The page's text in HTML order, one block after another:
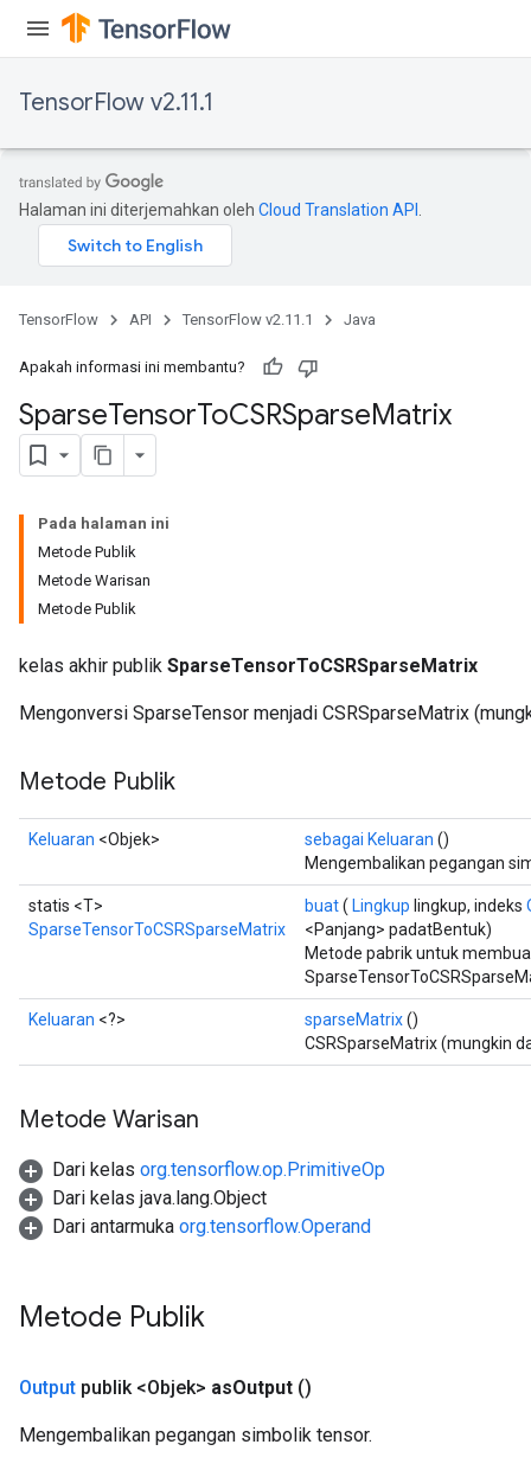
TensorFlow v2.11.1
Halaman ini diterjemahkan oleh Cloud Translation API
TensorFlow API TensorFlow v2.11.1 Java
Apakah informasi ini membantu?
SparseTensorToCSRSparseMatrix
Pada halaman ini
Metode Publik
Metode Warisan
Metode Publik
kelas akhir publik SparseTensorToCSRSparseMatrix
Mengonversi SparseTensor menjadi CSRSparseMatrix
Metode Publik
Keluaran <Objek> sebagai Keluaran ()
Mengembalikan pegangan
statis <T>
SparseTensorToCSRSparseMatrix
buat( Lingkup lingkup, indeks
<Panjang> padatBentuk)
Metode pabrik untuk
Keluaran <?> sparseMatrix()
CSRSparseMatrix (mungkin
Metode Warisan
Dari kelas org.tensorflow.op.PrimitiveOp
Dari kelas java.lang.Object
Dari antarmuka org.tensorflow.Operand
Metode Publik
Output publik <Objek> asOutput ()
Mengembalikan pegangan simbolik tensor.